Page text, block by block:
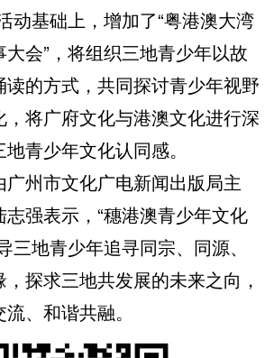
动基础上，增加了“粤港澳大湾
会”，将组织三地青少年以故
的方式，共同探讨青少年视野
将广府文化与港澳文化进行深
青少年文化认同感。
州市文化广电新闻出版局主
强表示，“穗港澳青少年文化
三地青少年追寻同宗、同源、
探求三地共发展的未来之向，
、和谐共融。